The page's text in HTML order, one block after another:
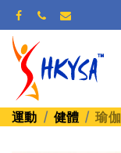
運動 健體 瑜伽